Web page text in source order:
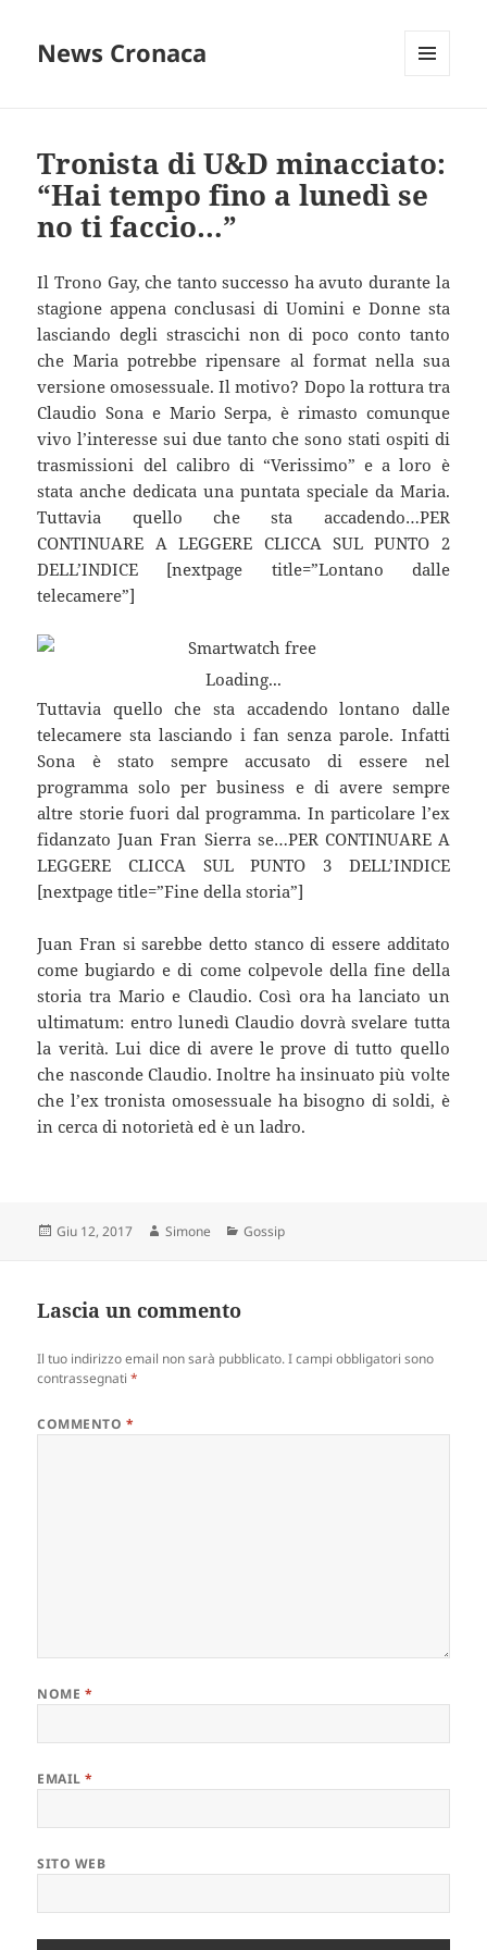
News Cronaca
Tronista di U&D minacciato:
“Hai tempo fino a lunedì se
no ti faccio…”
Il Trono Gay, che tanto successo ha avuto durante la
stagione appena conclusasi di Uomini e Donne sta
lasciando degli strascichi non di poco conto tanto
che Maria potrebbe ripensare al format nella sua
versione omosessuale. Il motivo? Dopo la rottura tra
Claudio Sona e Mario Serpa, è rimasto comunque
vivo l’interesse sui due tanto che sono stati ospiti di
trasmissioni del calibro di “Verissimo” e a loro è
stata anche dedicata una puntata speciale da Maria.
Tuttavia quello che sta accadendo…PER
CONTINUARE A LEGGERE CLICCA SUL PUNTO 2
DELL’INDICE [nextpage title=”Lontano dalle
telecamere”]
Loading...
Tuttavia quello che sta accadendo lontano dalle
telecamere sta lasciando i fan senza parole. Infatti
Sona è stato sempre accusato di essere nel
programma solo per business e di avere sempre
altre storie fuori dal programma. In particolare l’ex
fidanzato Juan Fran Sierra se…PER CONTINUARE A
LEGGERE CLICCA SUL PUNTO 3 DELL’INDICE
[nextpage title=”Fine della storia”]
Juan Fran si sarebbe detto stanco di essere additato
come bugiardo e di come colpevole della fine della
storia tra Mario e Claudio. Così ora ha lanciato un
ultimatum: entro lunedì Claudio dovrà svelare tutta
la verità. Lui dice di avere le prove di tutto quello
che nasconde Claudio. Inoltre ha insinuato più volte
che l’ex tronista omosessuale ha bisogno di soldi, è
in cerca di notorietà ed è un ladro.
Scritto
Giu 12, 2017 Autore
Simone Categorie
Gossip
Lascia un commento
Il tuo indirizzo email non sarà pubblicato. I campi obbligatori sono
contrassegnati*
COMMENTO *
NOME *
EMAIL*
SITO WEB